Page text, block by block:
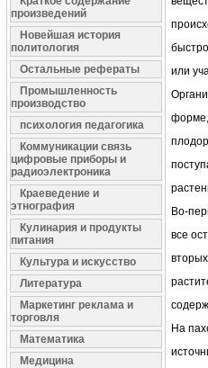
произведений
Новейшая история
политология
Остальные рефераты
Промышленность
производство
психология педагогика
Коммуникации связь
цифровые приборы и
радиоэлектроника
Краеведение и
этнография
Кулинария и продукты
питания
Культура и искусство
Литература
Маркетинг реклама и
торговля
Математика
Медицина
или
форме,
Во-
все
На